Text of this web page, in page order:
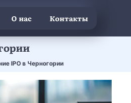
О нас Контакты
IPO в Черногории